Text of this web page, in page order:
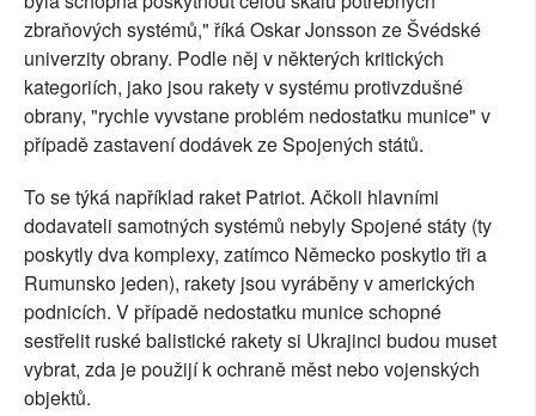
zbraňových systémů," říká Oskar Jonsson ze Švédské
univerzity obrany. Podle něj v některých kritických
kategoriích, jako jsou rakety v systému protivzdušné
obrany, "rychle vyvstane problém nedostatku munice" v
případě zastavení dodávek ze Spojených států.
To se týká například raket Patriot. Ačkoli hlavními
dodavateli samotných systémů nebyly Spojené státy (ty
poskytly dva komplexy, zatímco Německo poskytlo tři a
Rumunsko jeden), rakety jsou vyráběny v amerických
podnicích. V případě nedostatku munice schopné
sestřelit ruské balistické rakety si Ukrajinci budou muset
vybrat, zda je použijí k ochraně měst nebo vojenských
objektů.